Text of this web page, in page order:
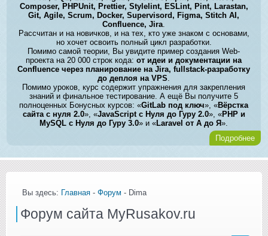
Composer, PHPUnit, Prettier, Stylelint, ESLint, Pint, Larastan,
Git, Agile, Scrum, Docker, Supervisord, Figma, Stitch AI,
Confluence, Jira.
Рассчитан и на новичков, и на тех, кто уже знаком с основами,
но хочет освоить полный цикл разработки.
Помимо самой теории, Вы увидите пример создания Web-
проекта на 20 000 строк кода:от идеи и документации на
Confluence через планирование на Jira, fullstack-разработку
до деплоя на VPS.
Помимо уроков, курс содержит упражнения для закрепления
знаний и финальное тестирование. А ещё Вы получите 5
полноценных Бонусных курсов: «GitLab под ключ», «Вёрстка
сайта с нуля 2.0», «JavaScript с Нуля до Гуру 2.0», «PHP и
MySQL с Нуля до Гуру 3.0» и «Laravel от А до Я».
Подробнее
Вы здесь: Главная - Форум - Dima
Форум сайта MyRusakov.ru